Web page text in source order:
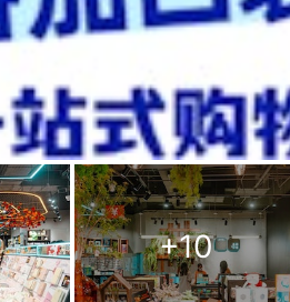
+10